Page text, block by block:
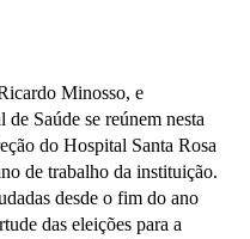
Minosso, e
Saúde se reúnem nesta
do Hospital Santa Rosa
de trabalho da instituição.
desde o fim do ano
das eleições para a